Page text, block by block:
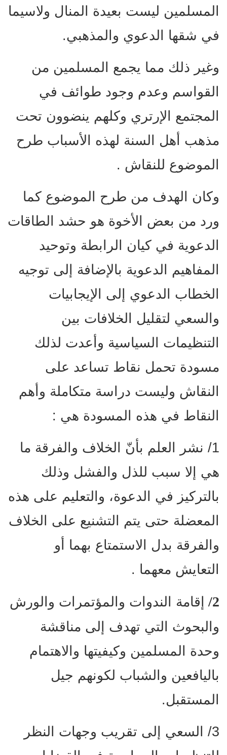
المسلمين ليست بعيدة المنال ولاسيما
في شقها الدعوي والمذهبي.
وغير ذلك مما يجمع المسلمين من
القواسم وعدم وجود طوائف في
المجتمع الإرتري وكلهم ينضوون تحت
مذهب أهل السنة لهذه الأسباب طرح
الموضوع للنقاش .
وكان الهدف من طرح الموضوع كما
ورد من بعض الأخوة هو حشد الطاقات
الدعوية في كيان الرابطة وتوحيد
المفاهيم الدعوية بالإضافة إلى توجيه
الخطاب الدعوي إلى الإيجابيات
والسعي لتقليل الخلافات بين
التنظيمات السياسية وأعدت لذلك
مسودة تحمل نقاط تساعد على
النقاش وليست دراسة متكاملة وأهم
النقاط في هذه المسودة هي :
1/ نشر العلم بأنّ الخلاف والفرقة ما
هي إلا سبب للذل والفشل وذلك
بالتركيز في الدعوة، والتعليم على هذه
المعضلة حتى يتم التشنيع على الخلاف
والفرقة بدل الاستمتاع بهما أو
التعايش معهما .
2/
إقامة الندوات والمؤتمرات والورش
والبحوث التي تهدف إلى مناقشة
وحدة المسلمين وكيفيتها والاهتمام
باليافعين والشباب لكونهم جيل
المستقبل.
3/ السعي إلى تقريب وجهات النظر